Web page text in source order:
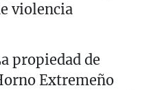
violencia
propiedad de
Extremeño